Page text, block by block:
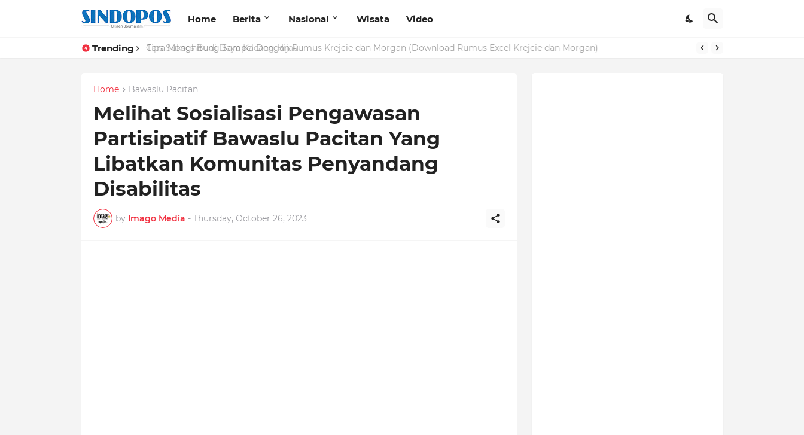
Home Berita Nasional Wisata Video
Trending Tips Sukses Budi Daya Kacang Hijau
Home Bawaslu Pacitan
Melihat Sosialisasi Pengawasan
Partisipatif Bawaslu Pacitan Yang
Libatkan Komunitas Penyandang
Disabilitas
by Imago Media - Thursday, October 26, 2023